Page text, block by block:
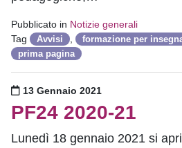
Pubblicato in Notizie generali
Tag
Avvisi formazione per
prima pagina
Pubblicato il
13 Gennaio 2021
PF24 2020-21
Lunedì 18 gennaio 2021 si